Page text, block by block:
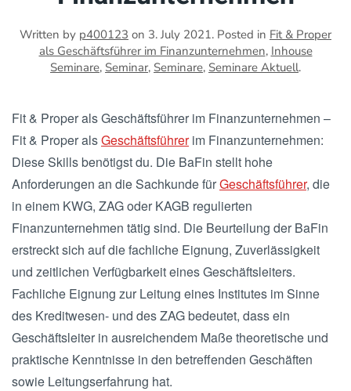
Written by p400123 on 3. July 2021. Posted in Fit & Proper
als Geschäftsführer im Finanzunternehmen, Inhouse
Seminare, Seminar, Seminare, Seminare Aktuell.
Fit & Proper als Geschäftsführer im Finanzunternehmen –
Fit & Proper alsGeschäftsführerim Finanzunternehmen:
Diese Skills benötigst du. Die BaFin stellt hohe
Anforderungen an die Sachkunde fürGeschäftsführer, die
in einem KWG, ZAG oder KAGB regulierten
Finanzunternehmen tätig sind. Die Beurteilung der BaFin
erstreckt sich auf die fachliche Eignung, Zuverlässigkeit
und zeitlichen Verfügbarkeit eines Geschäftsleiters.
Fachliche Eignung zur Leitung eines Institutes im Sinne
des Kreditwesen- und des ZAG bedeutet, dass ein
Geschäftsleiter in ausreichendem Maße theoretische und
praktische Kenntnisse in den betreffenden Geschäften
sowie Leitungserfahrung hat.